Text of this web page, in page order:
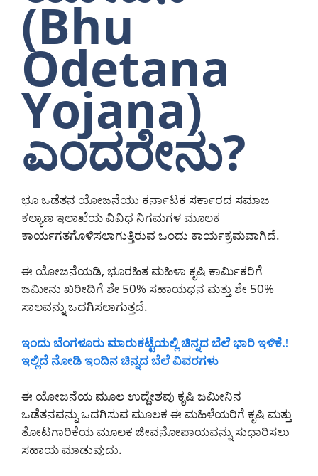
(Bhu
Odetana
Yojana)
ಎಂದರೇನು?
ಭೂ ಒಡೆತನ ಯೋಜನೆಯು ಕರ್ನಾಟಕ ಸರ್ಕಾರದ ಸಮಾಜ
ಕಲ್ಯಾಣ ಇಲಾಖೆಯ ವಿವಿಧ ನಿಗಮಗಳ ಮೂಲಕ
ಕಾರ್ಯಗತಗೊಳಿಸಲಾಗುತ್ತಿರುವ ಒಂದು ಕಾರ್ಯಕ್ರಮವಾಗಿದೆ.
ಈ ಯೋಜನೆಯಡಿ, ಭೂರಹಿತ ಮಹಿಳಾ ಕೃಷಿ ಕಾರ್ಮಿಕರಿಗೆ
ಜಮೀನು ಖರೀದಿಗೆ ಶೇ 50% ಸಹಾಯಧನ ಮತ್ತು ಶೇ 50%
ಸಾಲವನ್ನು ಒದಗಿಸಲಾಗುತ್ತದೆ.
ಇಂದು ಬೆಂಗಳೂರು ಮಾರುಕಟ್ಟೆಯಲ್ಲಿ ಚಿನ್ನದ ಬೆಲೆ ಭಾರಿ ಇಳಿಕೆ.!
ಇಲ್ಲಿದೆ ನೋಡಿ ಇಂದಿನ ಚಿನ್ನದ ಬೆಲೆ ವಿವರಗಳು
ಈ ಯೋಜನೆಯ ಮೂಲ ಉದ್ದೇಶವು ಕೃಷಿ ಜಮೀನಿನ
ಒಡೆತನವನ್ನು ಒದಗಿಸುವ ಮೂಲಕ ಈ ಮಹಿಳೆಯರಿಗೆ ಕೃಷಿ ಮತ್ತು
ತೋಟಗಾರಿಕೆಯ ಮೂಲಕ ಜೀವನೋಪಾಯವನ್ನು ಸುಧಾರಿಸಲು
ಸಹಾಯ ಮಾಡುವುದು.